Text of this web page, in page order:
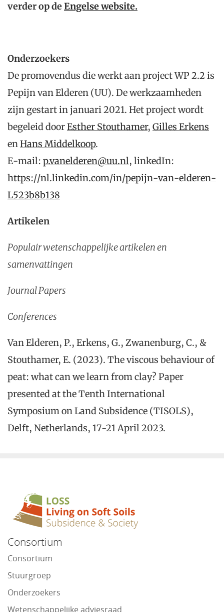
verder op deEngelse website.
Onderzoekers
De promovendus die werkt aan project WP 2.2 is
Pepijn van Elderen (UU). De werkzaamheden
zijn gestart in januari 2021. Het project wordt
begeleid doorEsther Stouthamer, Gilles Erkens
enHans Middelkoop.
E-mail: p.vanelderen@uu.nl, linkedIn:
https://nl.linkedin.com/in/pepijn-van-elderen-
L523b8b138
Artikelen
Populair wetenschappelijke artikelen en
samenvattingen
Journal Papers
Conferences
Van Elderen, P., Erkens, G., Zwanenburg, C., &
Stouthamer, E. (2023). The viscous behaviour of
peat: what can we learn from clay? Paper
presented at the Tenth International
Symposium on Land Subsidence (TISOLS),
Delft, Netherlands, 17-21 April 2023.
Consortium
Consortium
Stuurgroep
Onderzoekers
Wetenschappelijke adviesraad